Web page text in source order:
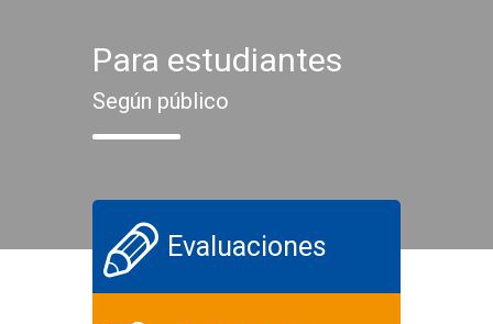
Para estudiantes
Según público
Evaluaciones